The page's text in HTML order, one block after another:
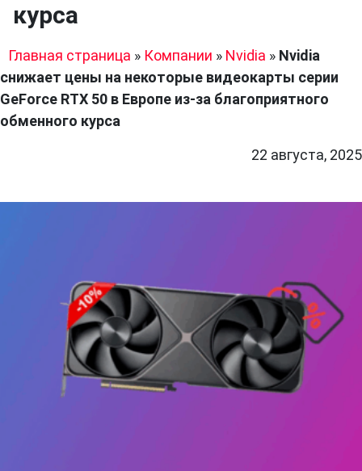
курса
Главная страница » Компании » Nvidia » Nvidia
снижает цены на некоторые видеокарты серии
GeForce RTX 50 в Европе из-за благоприятного
обменного курса
22 августа, 2025